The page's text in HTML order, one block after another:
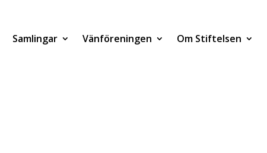
Samlingar Vänföreningen Om Stiftelsen